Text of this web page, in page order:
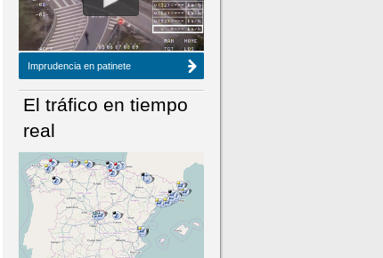
Imprudencia en patinete
El tráfico en tiempo
real